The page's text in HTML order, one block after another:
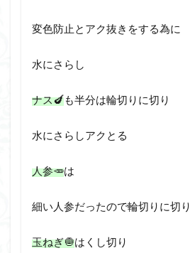
変色防止とアク抜きをする為に
水にさらし
ナス🍆も半分は輪切りに切り
水にさらしアクとる
人参🥕は
細い人参だったので輪切りに切り
玉ねぎ🧅はくし切り